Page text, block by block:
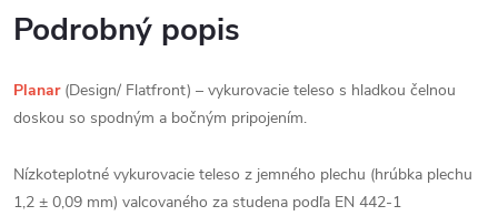
Podrobný popis
Planar(Design/ Flatfront) – vykurovacie teleso s hladkou čelnou
doskou so spodným a bočným pripojením.
Nízkoteplotné vykurovacie teleso z jemného plechu (hrúbka plechu
1,2 ± 0,09 mm) valcovaného za studena podľa EN 442-1